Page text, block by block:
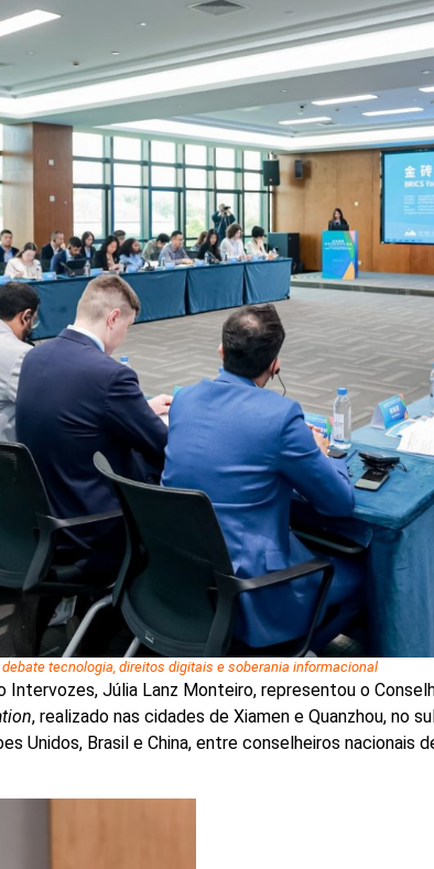
tecnologia, direitos digitais e soberania informacional
Júlia Lanz Monteiro, representou o
, realizado nas cidades de Xiamen e Quanzhou, no
Unidos, Brasil e China, entre conselheiros